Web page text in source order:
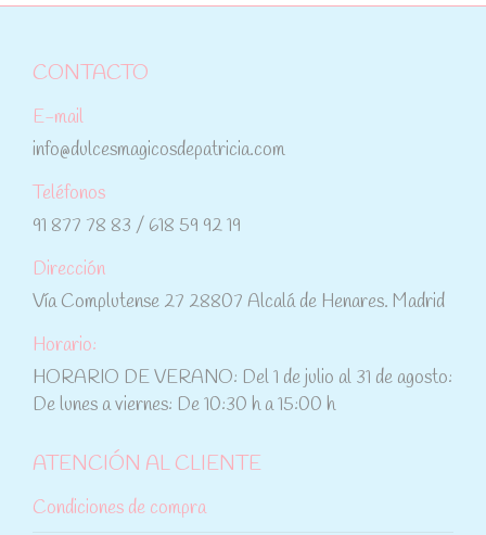
CONTACTO
E-mail
info@dulcesmagicosdepatricia.com
Teléfonos
91 877 78 83 / 618 59 92 19
Dirección
Vía Complutense 27 28807 Alcalá de Henares. Madrid
Horario:
HORARIO DE VERANO: Del 1 de julio al 31 de agosto:
De lunes a viernes: De 10:30 h a 15:00 h
ATENCIÓN AL CLIENTE
Condiciones de compra